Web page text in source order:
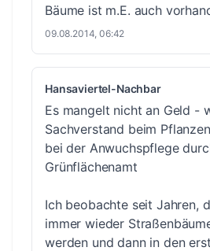
Bäume ist m.E. auch
09.08.2014, 06:42
Hansaviertel-Nachbar
Es mangelt nicht an Geld -
Sachverstand beim
bei der Anwuchspflege
Grünflächenamt
Ich beobachte seit Jahren,
immer wieder
werden und dann in den